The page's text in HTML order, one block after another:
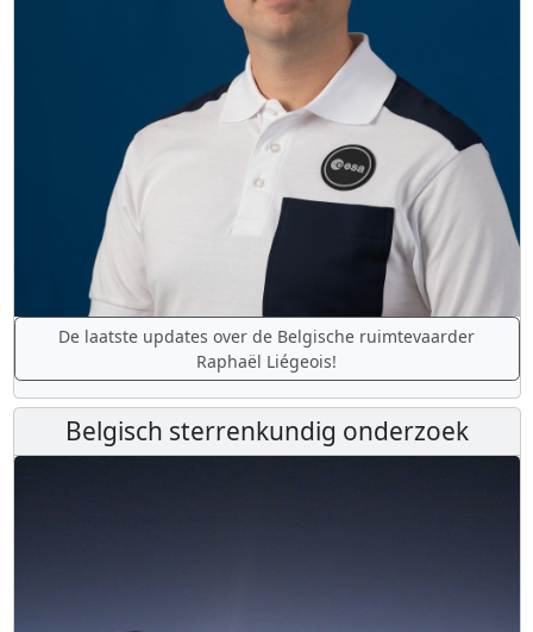
De laatste updates over de Belgische ruimtevaarder
Raphaël Liégeois!
Belgisch sterrenkundig onderzoek